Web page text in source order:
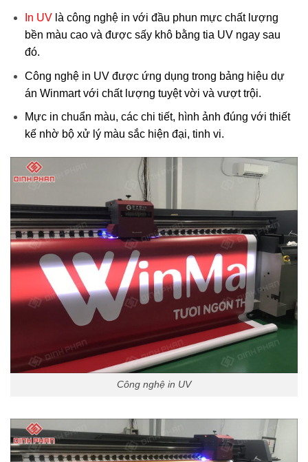
In UVlà công nghệ in với đầu phun mực chất lượng
bền màu cao và được sấy khô bằng tia UV ngay sau
đó.
Công nghệ in UV được ứng dụng trong bảng hiệu dự
án Winmart với chất lượng tuyệt vời và vượt trội.
Mực in chuẩn màu, các chi tiết, hình ảnh đúng với thiết
kế nhờ bộ xử lý màu sắc hiện đại, tinh vi.
Công nghệ in UV